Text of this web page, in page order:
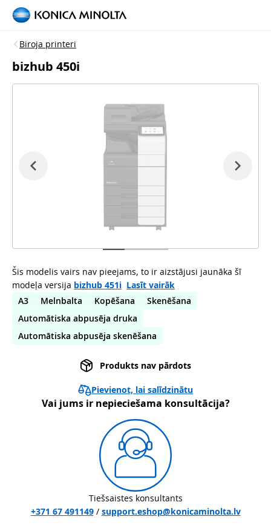
Biroja printeri
bizhub 450i
Šis modelis vairs nav pieejams, to ir aizstājusi jaunāka šī
modeļa versija bizhub 451i Lasīt vairāk
A3
Melnbalta Kopēšana
Skenēšana
Automātiska abpusēja druka
Automātiska abpusēja skenēšana
Produkts nav pārdots
Pievienot, lai salīdzinātu
Vai jums ir nepieciešama konsultācija?
Tiešsaistes konsultants
+371 67 491149/ support.eshop@konicaminolta.lv